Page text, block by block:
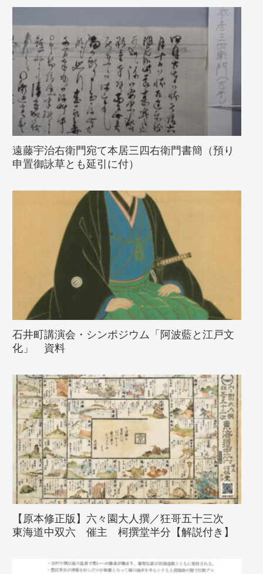
遠藤宇治右衛門宛て本居三四右衛門書簡（預り
申置御詠草とも延引に付）
石井町講演会・シンポジウム「阿波藍と江戸文
化」 資料
【原本修正版】六々園大人撰／狂哥五十三次
東海道中双六 催主 柯撰堂半分【解説付き】